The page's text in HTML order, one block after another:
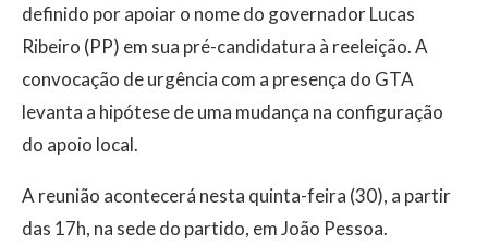
definido por apoiar o nome do governador Lucas
Ribeiro (PP) em sua pré-candidatura à reeleição. A
convocação de urgência com a presença do GTA
levanta a hipótese de uma mudança na configuração
do apoio local.
A reunião acontecerá nesta quinta-feira (30), a partir
das 17h, na sede do partido, em João Pessoa.